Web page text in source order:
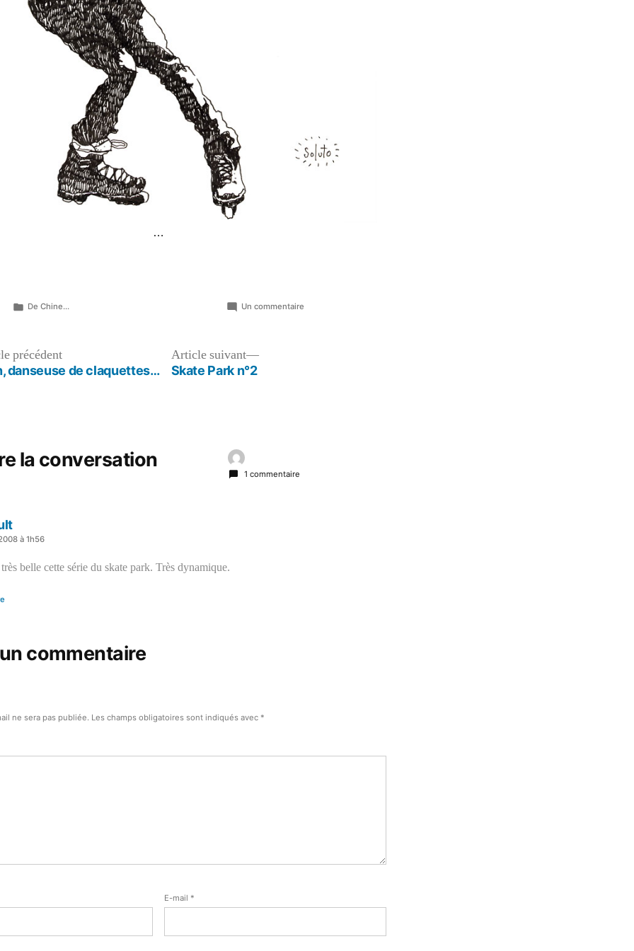
…
Publié
De Chine... Un commentaire
précédentArticle
précédent :
danseuse de claquettes…
Article suivant
Article
Skate Park n°2
la conversation
1 commentaire
à 1h56
belle cette série du skate park. Très dynamique.
commentaire
ne sera pas publiée. Les champs obligatoires sont indiqués avec *
E-mail *